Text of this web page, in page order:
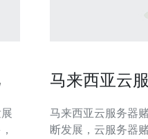
马来西亚云
马来西亚云服务器赌博：
断发展，云服务器